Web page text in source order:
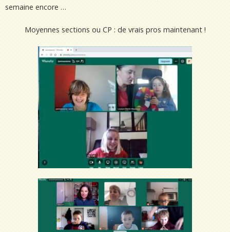
semaine encore …
Moyennes sections ou CP : de vrais pros maintenant !